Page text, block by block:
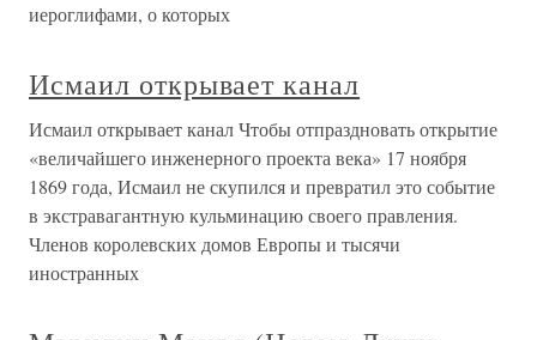
иероглифами, о которых
Исмаил открывает канал
Исмаил открывает канал Чтобы отпраздновать открытие
«величайшего инженерного проекта века» 17 ноября
1869 года, Исмаил не скупился и превратил это событие
в экстравагантную кульминацию своего правления.
Членов королевских домов Европы и тысячи
иностранных